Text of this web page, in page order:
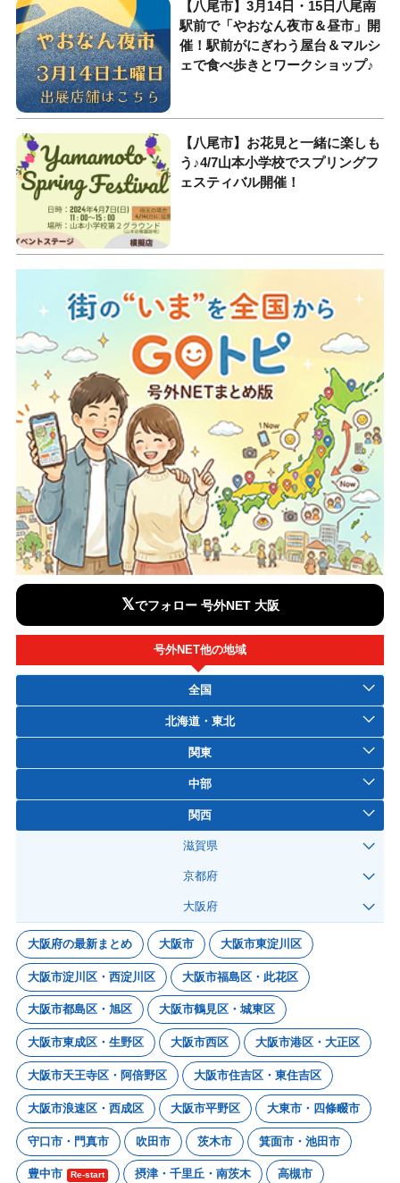
【八尾市】3月14日・15日八尾南
駅前で「やおなん夜市＆昼市」開
催！駅前がにぎわう屋台＆マルシ
ェで食べ歩きとワークショップ♪
【八尾市】お花見と一緒に楽しも
う♪4/7山本小学校でスプリングフ
ェスティバル開催！
𝕏でフォロー 号外NET 大阪
号外NET他の地域
全国
北海道・東北
関東
中部
関西
滋賀県
京都府
大阪府
大阪府の最新まとめ 大阪市 大阪市東淀川区
大阪市淀川区・西淀川区 大阪市福島区・此花区
大阪市都島区・旭区 大阪市鶴見区・城東区
大阪市東成区・生野区 大阪市西区 大阪市港区・大正区
大阪市天王寺区・阿倍野区 大阪市住吉区・東住吉区
大阪市浪速区・西成区 大阪市平野区 大東市・四條畷市
守口市・門真市 吹田市 茨木市 箕面市・池田市
豊中市 Re-start 摂津・千里丘・南茨木 高槻市